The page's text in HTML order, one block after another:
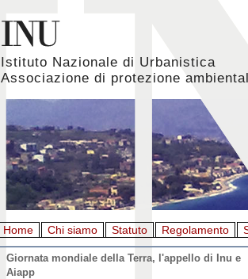
Istituto Nazionale di Urbanistica
Associazione di protezione
Home Chi siamo Statuto Regolamento
Giornata mondiale della Terra, l'appello di Inu e
Aiapp